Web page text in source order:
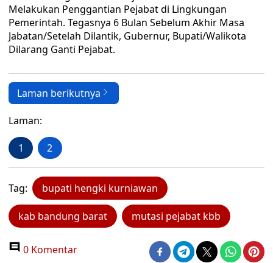
Melakukan Penggantian Pejabat di Lingkungan
Pemerintah. Tegasnya 6 Bulan Sebelum Akhir Masa
Jabatan/Setelah Dilantik, Gubernur, Bupati/Walikota
Dilarang Ganti Pejabat.
Laman berikutnya
Laman:
1 2
Tag: bupati hengki kurniawan
kab bandung barat mutasi pejabat kbb
0 Komentar